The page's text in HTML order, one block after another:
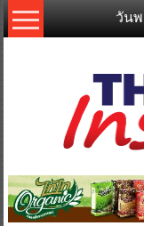
Skip
to
วัน
Thailand